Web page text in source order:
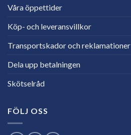
Våra öppettider
Köp- och leveransvillkor
Transportskador och reklamationer
Dela upp betalningen
Skötselråd
FÖLJ OSS